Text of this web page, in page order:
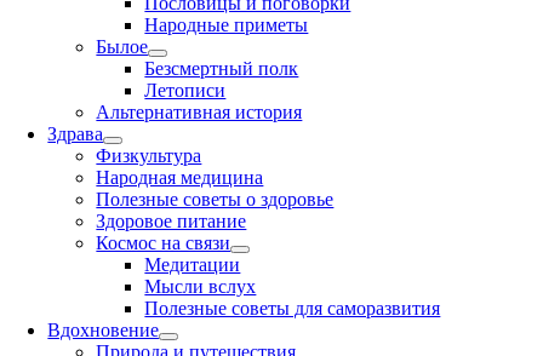
Народные приметы
Былое
Безсмертный полк
Летописи
Альтернативная история
Здрава
Физкультура
Народная медицина
Полезные советы о здоровье
Здоровое питание
Космос на связи
Медитации
Мысли вслух
Полезные советы для саморазвития
Вдохновение